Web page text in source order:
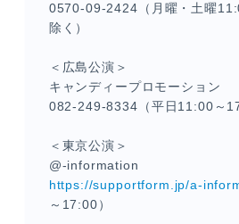
0570-09-2424（月曜・土曜
除く）
＜広島公演＞
キャンディープロモーション
082-249-8334（平日11:00～
＜東京公演＞
@-information
https://supportform.jp/a-
～17:00）